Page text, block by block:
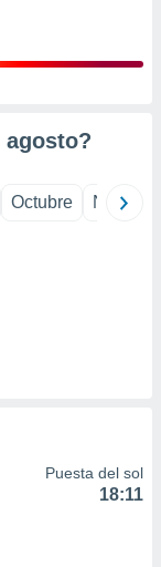
agosto?
Octubre
Puesta del sol
18:11